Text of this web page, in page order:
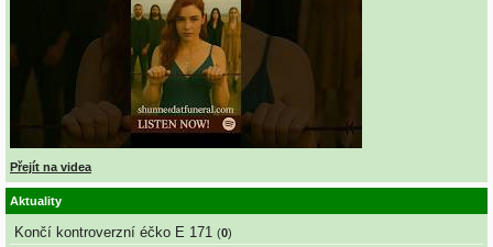
Přejít na videa
Aktuality
Končí kontroverzní éčko E 171 (0)